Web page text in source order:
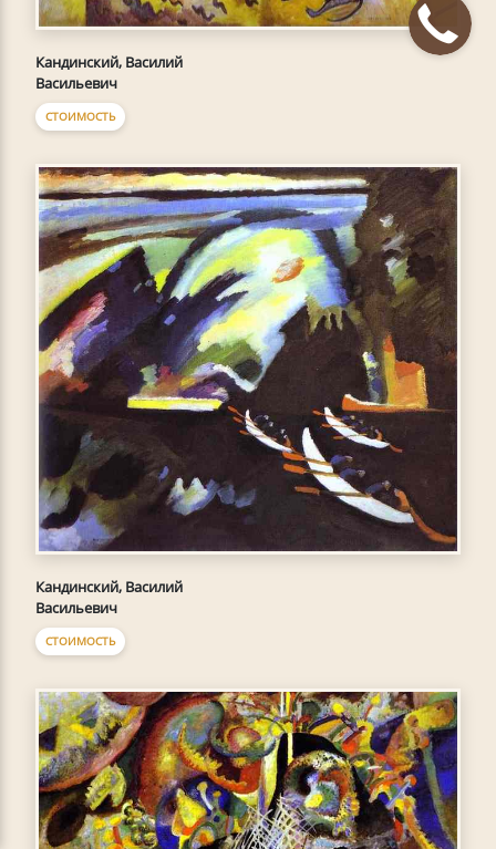
Кандинский, Василий
Васильевич
СТОИМОСТЬ
Кандинский, Василий
Васильевич
СТОИМОСТЬ